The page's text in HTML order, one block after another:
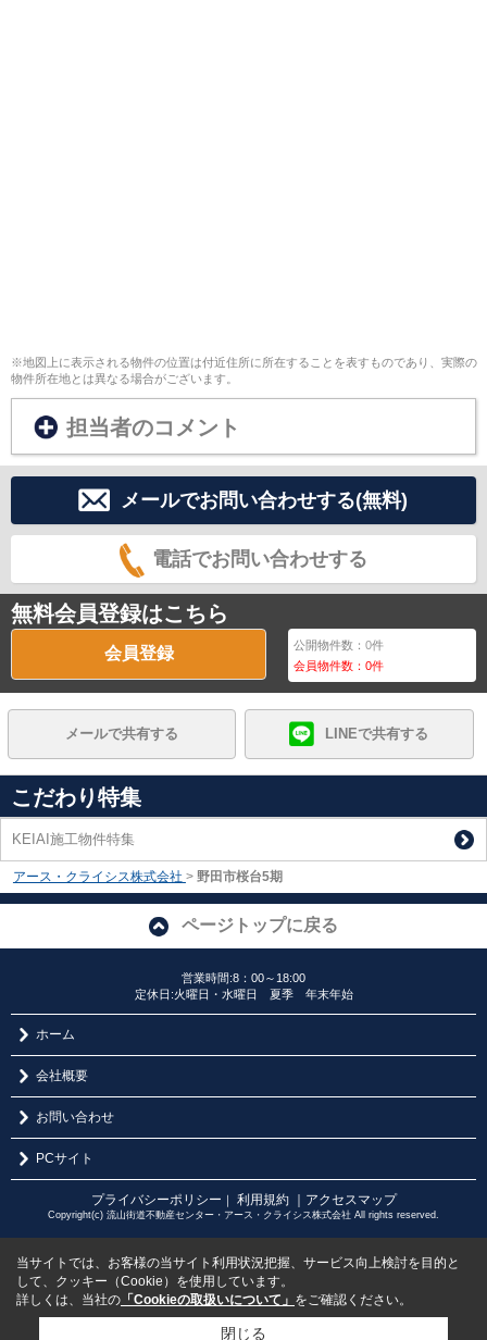
※地図上に表示される物件の位置は付近住所に所在することを表すものであり、実際の
物件所在地とは異なる場合がございます。
担当者のコメント
メールでお問い合わせする(無料)
電話でお問い合わせする
無料会員登録はこちら
会員登録 公開物件数：0件
会員物件数：0件
メールで共有する LINEで共有する
こだわり特集
KEIAI施工物件特集
アース・クライシス株式会社 > 野田市桜台5期
ページトップに戻る
営業時間:8：00～18:00
定休日:火曜日・水曜日 夏季 年末年始
ホーム
会社概要
お問い合わせ
PCサイト
プライバシーポリシー ｜ 利用規約 ｜アクセスマップ
Copyright(c) 流山街道不動産センター・アース・クライシス株式会社 All rights reserved.
当サイトでは、お客様の当サイト利用状況把握、サービス向上検討を目的と
して、クッキー（Cookie）を使用しています。
詳しくは、当社の 「Cookieの取扱いについて」 をご確認ください。
閉じる